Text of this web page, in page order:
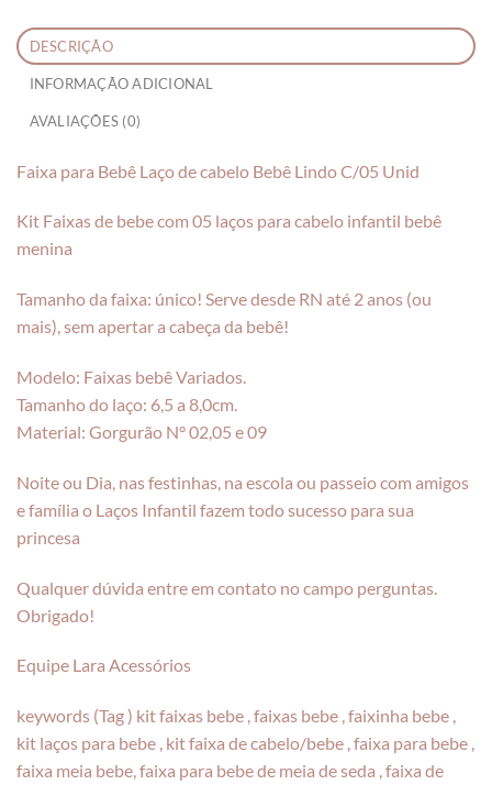
DESCRIÇÃO
INFORMAÇÃO ADICIONAL
AVALIAÇÕES (0)
Faixa para Bebê Laço de cabelo Bebê Lindo C/05 Unid
Kit Faixas de bebe com 05 laços para cabelo infantil bebê
menina
Tamanho da faixa: único! Serve desde RN até 2 anos (ou
mais), sem apertar a cabeça da bebê!
Modelo: Faixas bebê Variados.
Tamanho do laço: 6,5 a 8,0cm.
Material: Gorgurão N° 02,05 e 09
Noite ou Dia, nas festinhas, na escola ou passeio com amigos
e família o Laços Infantil fazem todo sucesso para sua
princesa
Qualquer dúvida entre em contato no campo perguntas.
Obrigado!
Equipe Lara Acessórios
keywords (Tag ) kit faixas bebe , faixas bebe , faixinha bebe ,
kit laços para bebe , kit faixa de cabelo/bebe , faixa para bebe ,
faixa meia bebe, faixa para bebe de meia de seda , faixa de